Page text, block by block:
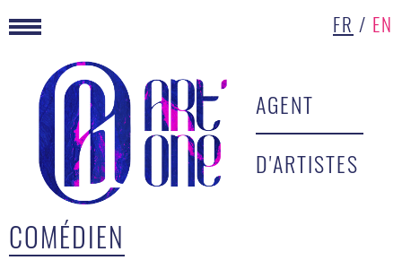
FR / EN
AGENT
D'ARTISTES
COMÉDIEN